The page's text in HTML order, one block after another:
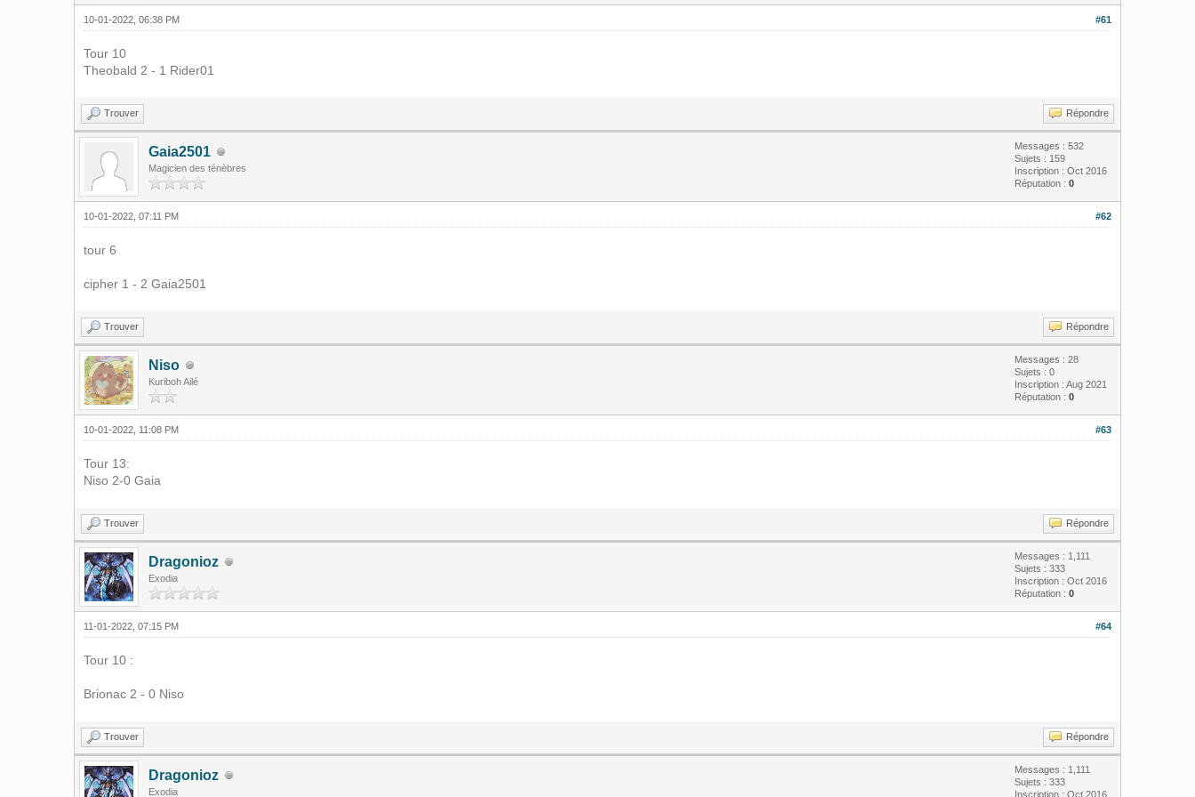
#61
10-01-2022, 06:38 PM
Tour 10
Theobald 2 - 1 Rider01
Trouver Répondre
Gaia2501
Magicien des ténèbres
Messages : 532
Sujets : 159
Inscription : Oct 2016
Réputation : 0
#62
10-01-2022, 07:11 PM
tour 6
cipher 1 - 2 Gaia2501
Trouver Répondre
Niso
Kuriboh Ailé
Messages : 28
Sujets : 0
Inscription : Aug 2021
Réputation : 0
#63
10-01-2022, 11:08 PM
Tour 13:
Niso 2-0 Gaia
Trouver Répondre
Dragonioz
Exodia
Messages : 1,111
Sujets : 333
Inscription : Oct 2016
Réputation : 0
#64
11-01-2022, 07:15 PM
Tour 10 :
Brionac 2 - 0 Niso
Trouver Répondre
Dragonioz
Exodia
Messages : 1,111
Sujets : 333
Inscription : Oct 2016